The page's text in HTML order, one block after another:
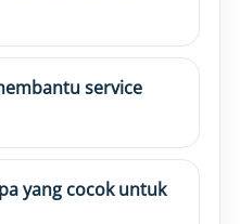
service
yang cocok untuk